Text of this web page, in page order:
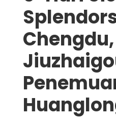
Chengdu,